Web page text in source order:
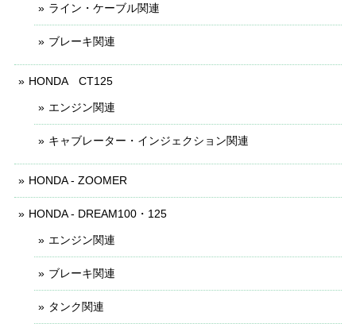
ライン・ケーブル関連
ブレーキ関連
HONDA CT125
エンジン関連
キャブレーター・インジェクション関連
HONDA - ZOOMER
HONDA - DREAM100・125
エンジン関連
ブレーキ関連
タンク関連